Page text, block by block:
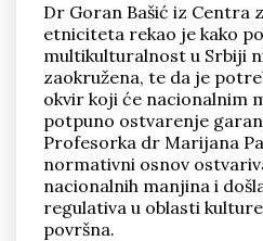
Dr Goran Bašić iz Centra
etniciteta rekao je kako
multikulturalnost u Srbiji
zaokružena, te da je
okvir koji će nacionalnim
potpuno ostvarenje
Profesorka dr Marijana
normativni osnov
nacionalnih manjina i
regulativa u oblasti
površna.